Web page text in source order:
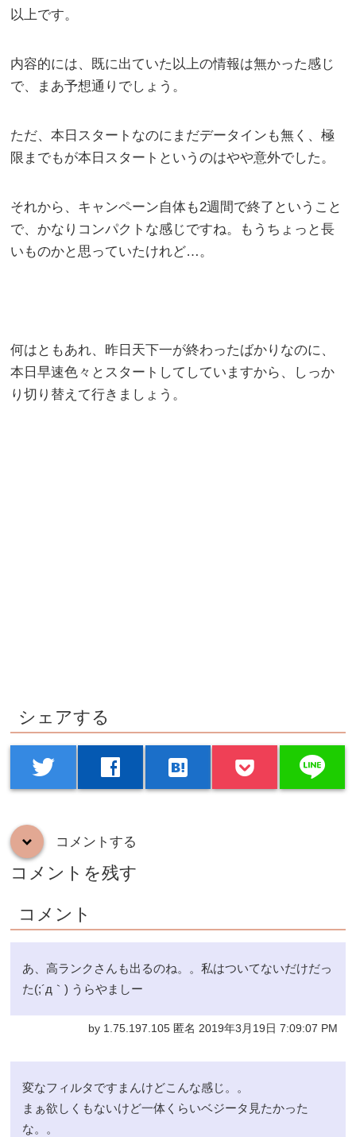
以上です。
内容的には、既に出ていた以上の情報は無かった感じ
で、まあ予想通りでしょう。
ただ、本日スタートなのにまだデータインも無く、極
限までもが本日スタートというのはやや意外でした。
それから、キャンペーン自体も2週間で終了ということ
で、かなりコンパクトな感じですね。もうちょっと長
いものかと思っていたけれど…。
何はともあれ、昨日天下一が終わったばかりなのに、
本日早速色々とスタートしてしていますから、しっか
り切り替えて行きましょう。
シェアする
twitter facebook hatenabookmark line
down コメントする
コメントを残す
コメント
あ、高ランクさんも出るのね。。私はついてないだけだっ
た(;´д｀) うらやましー
by 1.75.197.105 匿名 2019年3月19日 7:09:07 PM
変なフィルタですまんけどこんな感じ。。
まぁ欲しくもないけど一体くらいベジータ見たかった
な。。